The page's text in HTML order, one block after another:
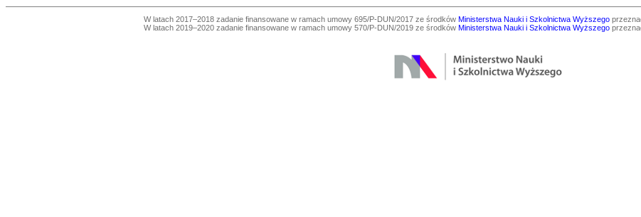
W latach 2017–2018 zadanie finansowane w ramach umowy 695/P-DUN/2017 ze środków Ministerstwa Nauki i Szkolnictwa Wyższego
W latach 2019–2020 zadanie finansowane w ramach umowy 570/P-DUN/2019 ze środków Ministerstwa Nauki i Szkolnictwa Wyższego